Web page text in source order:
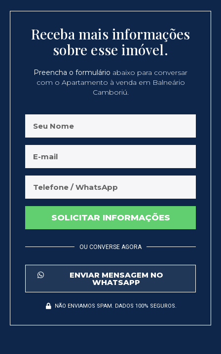
Receba mais informações
sobre esse imóvel.
Preencha o formulário abaixo para conversar
com o Apartamento à venda em Balneário
Camboriú.
SOLICITAR INFORMAÇÕES
OU CONVERSE AGORA
ENVIAR MENSAGEM NO
WHATSAPP
NÃO ENVIAMOS SPAM. DADOS 100% SEGUROS.